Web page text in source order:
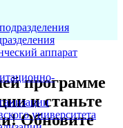
аппарат
университета
программе
и станьте
Обновите